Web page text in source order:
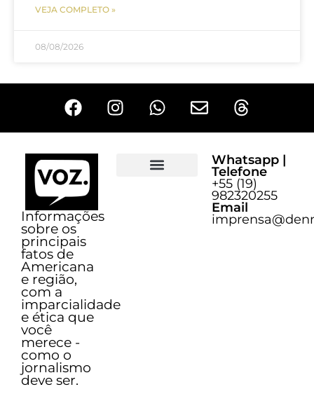
VEJA COMPLETO »
08/08/2026
Informações
sobre os
principais
fatos de
Americana
e região,
com a
imparcialidade
e ética que
você
merece -
como o
jornalismo
deve ser.
Whatsapp |
Telefone
+55 (19)
982320255
Email